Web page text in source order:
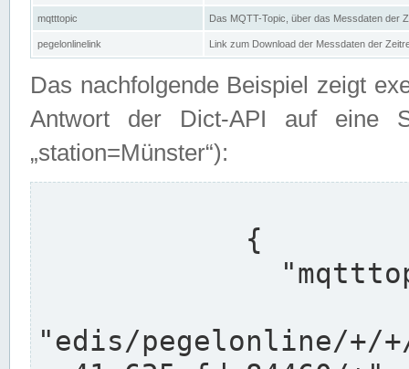
mqtttopic Das MQTT-Topic, über das Messdaten der
pegelonlinelink Link zum Download der Messdaten der
Das nachfolgende Beispiel zeigt
Antwort der Dict-API auf eine
„station=Münster“):
"edis/pegelonline/+/